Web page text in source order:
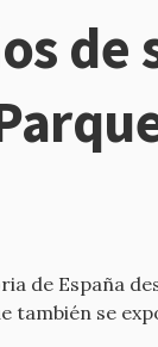
de España
también se